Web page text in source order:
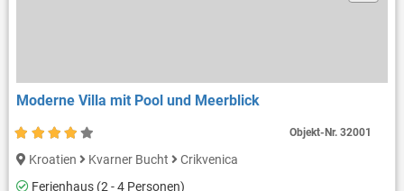
Moderne Villa mit Pool und Meerblick
Kroatien Kvarner Bucht
Crikvenica
Ferienhaus (2 - 4 Personen)
Objekt-Nr.32001